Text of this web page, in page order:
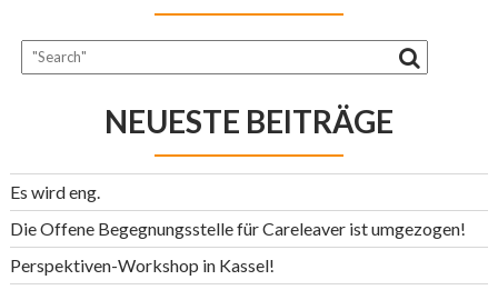
NEUESTE BEITRÄGE
Es wird eng.
Die Offene Begegnungsstelle für Careleaver ist umgezogen!
Perspektiven-Workshop in Kassel!